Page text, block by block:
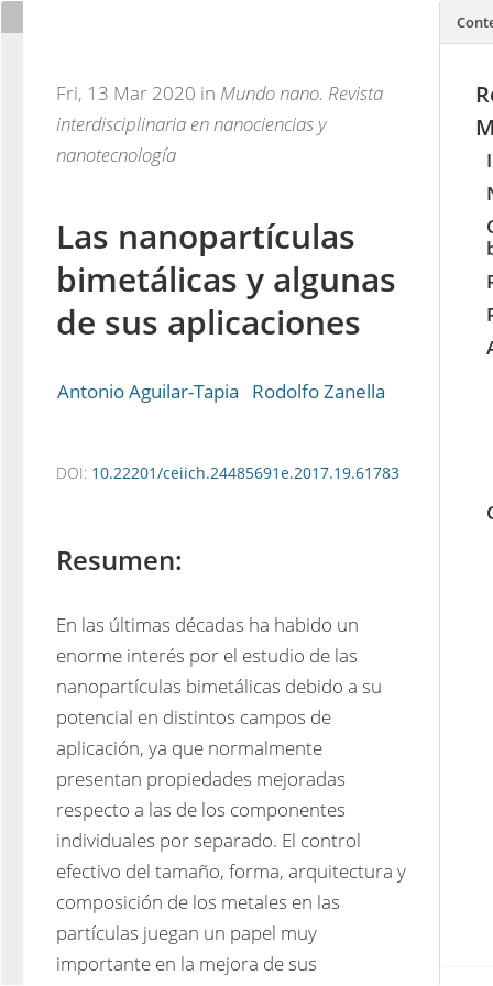
Fri, 13 Mar 2020 in Mundo nano. Revista
interdisciplinaria en nanociencias y
nanotecnología
Las nanopartículas
bimetálicas y algunas
de sus aplicaciones
Antonio Aguilar-Tapia Rodolfo Zanella
DOI: 10.22201/ceiich.24485691e.2017.19.61783
Resumen:
En las últimas décadas ha habido un
enorme interés por el estudio de las
nanopartículas bimetálicas debido a su
potencial en distintos campos de
aplicación, ya que normalmente
presentan propiedades mejoradas
respecto a las de los componentes
individuales por separado. El control
efectivo del tamaño, forma, arquitectura y
composición de los metales en las
partículas juegan un papel muy
importante en la mejora de sus